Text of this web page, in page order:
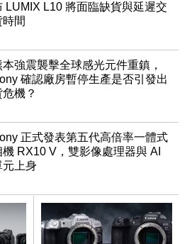
LUMIX L10 將面臨缺貨與延遲交
時間
本強震襲擊全球感光元件重鎮，
確認廠房暫停生產是否引發出
危機？
正式發表第五代高倍率一體式
機 RX10 V，雙影像處理器與 AI
元上身